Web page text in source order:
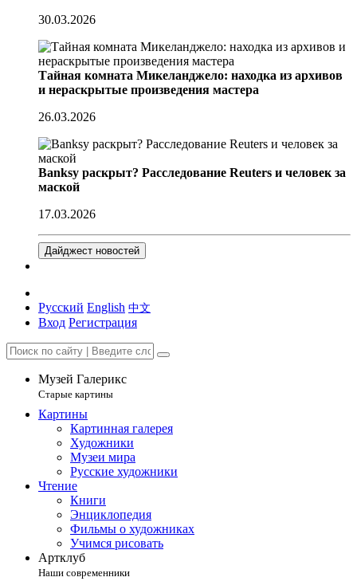
30.03.2026
Тайная комната Микеланджело: находка из архивов
и нераскрытые произведения мастера
26.03.2026
Banksy раскрыт? Расследование Reuters и человек за
маской
17.03.2026
Дайджест новостей
Русский English 中文
Вход Регистрация
Музей Галерикс
Старые картины
Картины
Картинная галерея
Художники
Музеи мира
Русские художники
Чтение
Книги
Энциклопедия
Фильмы о художниках
Учимся рисовать
Артклуб
Наши современники